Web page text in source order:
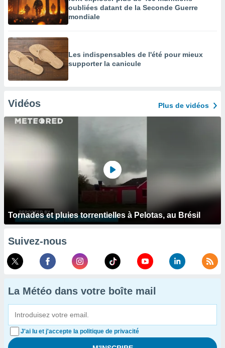
oubliées datant de la Seconde Guerre
mondiale
Les indispensables de l'été pour mieux
supporter la canicule
Vidéos Plus de vidéos
Tornades et pluies torrentielles à Pelotas, au Brésil
Suivez-nous
La Météo dans votre boîte mail
J'ai lu et j'accepte la politique de privacité